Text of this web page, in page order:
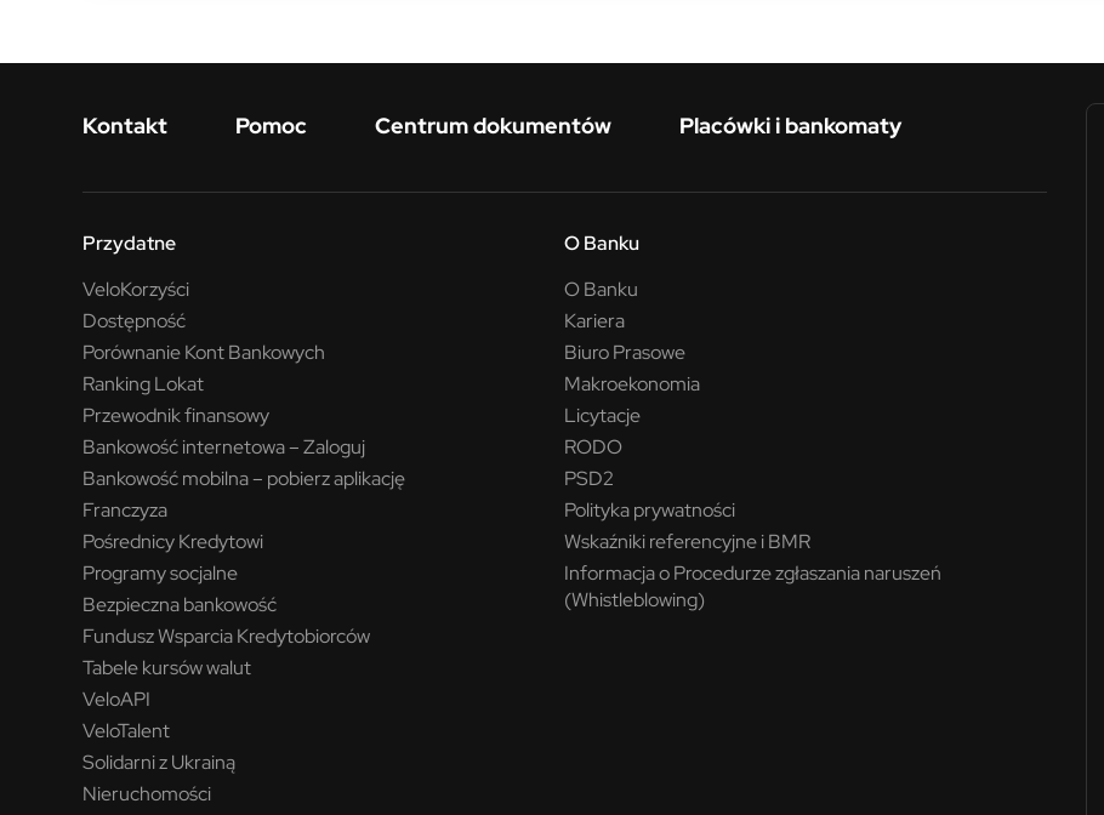
Menu w stopce
Kontakt Pomoc Centrum dokumentów Placówki i bankomaty
Przydatne
VeloKorzyści
Dostępność
Porównanie Kont Bankowych
Ranking Lokat
Przewodnik finansowy
Bankowość internetowa – Zaloguj
Bankowość mobilna – pobierz aplikację
Franczyza
Pośrednicy Kredytowi
Programy socjalne
Bezpieczna bankowość
Fundusz Wsparcia Kredytobiorców
Tabele kursów walut
VeloAPI
VeloTalent
Solidarni z Ukrainą
Nieruchomości
O Banku
O Banku
Kariera
Biuro Prasowe
Makroekonomia
Licytacje
RODO
PSD2
Polityka prywatności
Wskaźniki referencyjne i BMR
Informacja o Procedurze zgłaszania naruszeń
(Whistleblowing)